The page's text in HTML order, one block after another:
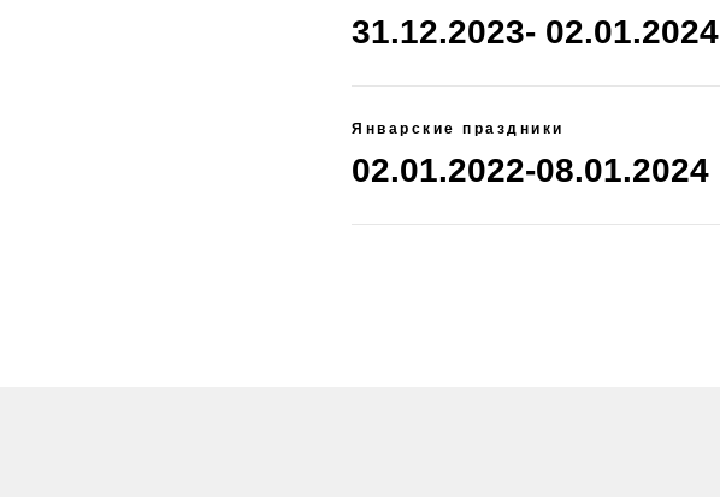
31.12.2023- 02.01.2024
Январские праздники
02.01.2022-08.01.2024